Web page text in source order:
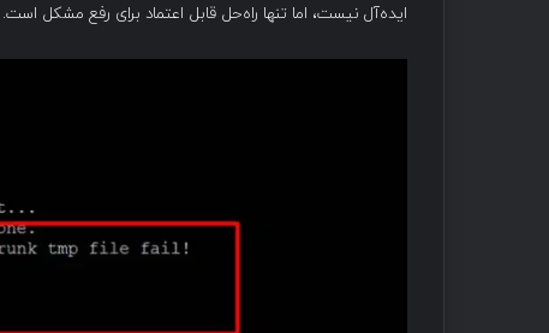
ایده‌آل نیست، اما تنها راه‌حل قابل اعتماد برای رفع مشکل است.